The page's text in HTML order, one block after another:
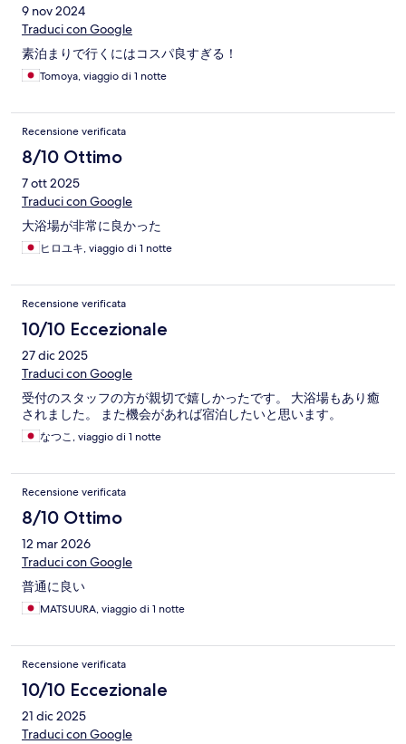
9 nov 2024
Traduci con Google
素泊まりで行くにはコスパ良すぎる！
Tomoya, viaggio di 1 notte
Recensione verificata
8/10 Ottimo
7 ott 2025
Traduci con Google
大浴場が非常に良かった
ヒロユキ, viaggio di 1 notte
Recensione verificata
10/10 Eccezionale
27 dic 2025
Traduci con Google
受付のスタッフの方が親切で嬉しかったです。 大浴場もあり癒
されました。 また機会があれば宿泊したいと思います。
なつこ, viaggio di 1 notte
Recensione verificata
8/10 Ottimo
12 mar 2026
Traduci con Google
普通に良い
MATSUURA, viaggio di 1 notte
Recensione verificata
10/10 Eccezionale
21 dic 2025
Traduci con Google